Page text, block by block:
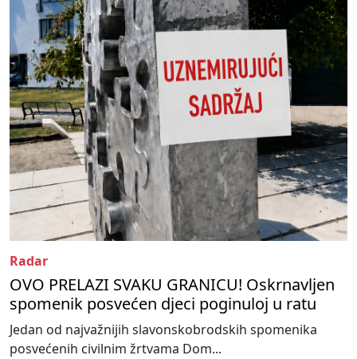
Radar
OVO PRELAZI SVAKU GRANICU! Oskrnavljen
spomenik posvećen djeci poginuloj u ratu
Jedan od najvažnijih slavonskobrodskih spomenika
posvećenih civilnim žrtvama Dom...